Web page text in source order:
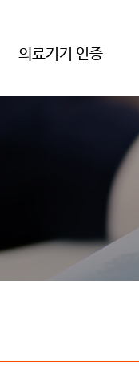
의료기기 인증